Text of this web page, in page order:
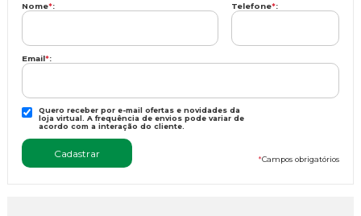
Nome*: Telefone*:
Email*:
Quero receber por e-mail ofertas e novidades da
loja virtual. A frequência de envios pode variar de
acordo com a interação do cliente.
*Campos obrigatórios